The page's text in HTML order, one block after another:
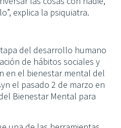
explica la psiquiatra.
del desarrollo humano
de hábitos sociales y
en el bienestar mental del
el pasado 2 de marzo en
Bienestar Mental para